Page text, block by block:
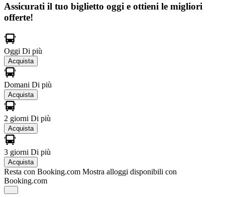
Assicurati il ​​tuo biglietto oggi e ottieni le migliori
offerte!
Oggi Di più
Acquista
Domani Di più
Acquista
2 giorni Di più
Acquista
3 giorni Di più
Acquista
Resta con Booking.com Mostra alloggi disponibili con
Booking.com